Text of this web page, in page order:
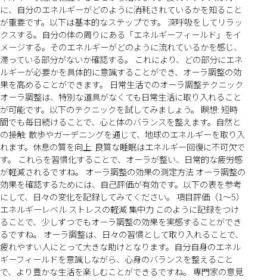
に、自分のエネルギーがどのように消耗されているかを知ること
が重要です。以下は基本的なステップです。 深呼吸をしてリラッ
クスする。自分の体の周りにある「エネルギーフィールド」をイ
メージする。そのエネルギーがどのように流れているかを感じ、
滞っている部分がないか確認する。 これにより、どの部分にエネ
ルギーが必要かを具体的に意識することができ、オーラ調整の効
果を高めることができます。 日常生活でのオーラ調整テクニック
オーラ調整は、特別な道具がなくても日常生活に取り入れること
が可能です。以下のテクニックを試してみましょう。 瞑想: 短時
間でも毎日続けることで、心と体のバランスを整えます。自然と
の接触: 散歩やガーデニングを通じて、地球のエネルギーを取り入
れます。休息の質を向上: 良質な睡眠はエネルギー回復に不可欠で
す。 これらを習慣化することで、オーラが整い、日常的な疲労感
が軽減されるですね。 オーラ調整の効果の測定方法 オーラ調整の
効果を確認するためには、自己評価が有効です。以下の表を参考
にして、日々の変化を記録してみてください。 項目評価（1〜5）
エネルギーレベル ストレスの軽減 集中力 このように記録をつけ
ることで、少しずつでもオーラ調整の効果を実感することができ
るですね。 オーラ調整は、日々の習慣として取り入れることで、
疲れやすい人にとって大きな助けとなります。自分自身のエネル
ギーフィールドを意識しながら、心身のバランスを整えること
で、より豊かな生活を楽しむことができるですね。 専門家の意見